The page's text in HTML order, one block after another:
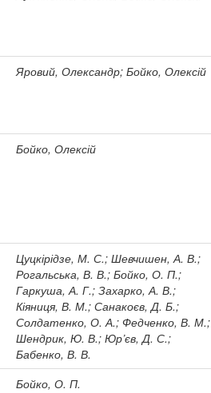
Яровий, Олександр; Бойко, Олексій
Бойко, Олексій
Цуцкірідзе, М. С.; Шевчишен, А. В.;
Рогальська, В. В.; Бойко, О. П.;
Гаркуша, А. Г.; Захарко, А. В.;
Кіяниця, В. М.; Санакоєв, Д. Б.;
Солдатенко, О. А.; Федченко, В. М.;
Шендрик, Ю. В.; Юр’єв, Д. С.;
Бабенко, В. В.
Бойко, О. П.